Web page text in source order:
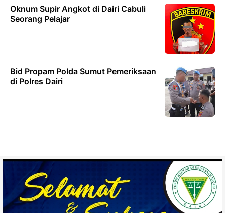
Oknum Supir Angkot di Dairi Cabuli
Seorang Pelajar
Bid Propam Polda Sumut Pemeriksaan
di Polres Dairi